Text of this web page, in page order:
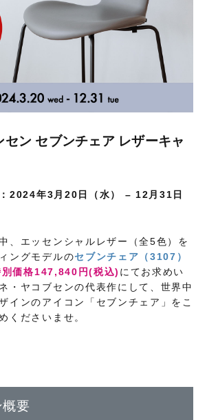
セン セブンチェア レザーキャ
2024年3月20日（水） – 12月31日
、エッセンシャルレザー（全5色）を
ングモデルのセブンチェア（3107）
価格147,840円(税込) にてお求めい
・ヤコブセンの代表作にして、世界中
インのアイコン「セブンチェア」をこ
くださいませ。
概要